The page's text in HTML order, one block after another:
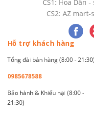
CS1: Hoa Dân
CS2: AZ
Hỗ trợ khách hàng
Tổng đài bán hàng (8:00 - 21:30)
0985678588
Bảo hành & Khiếu nại (8:00 -
21:30)